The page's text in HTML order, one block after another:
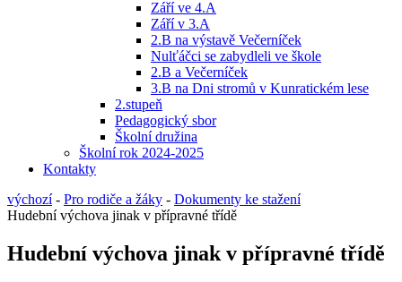
Září ve 4.A
Září v 3.A
2.B na výstavě Večerníček
Nulťáčci se zabydleli ve škole
2.B a Večerníček
3.B na Dni stromů v Kunratickém lese
2.stupeň
Pedagogický sbor
Školní družina
Školní rok 2024-2025
Kontakty
výchozí- Pro rodiče a žáky - Dokumenty ke stažení
Hudební výchova jinak v přípravné třídě
Hudební výchova jinak v přípravné třídě